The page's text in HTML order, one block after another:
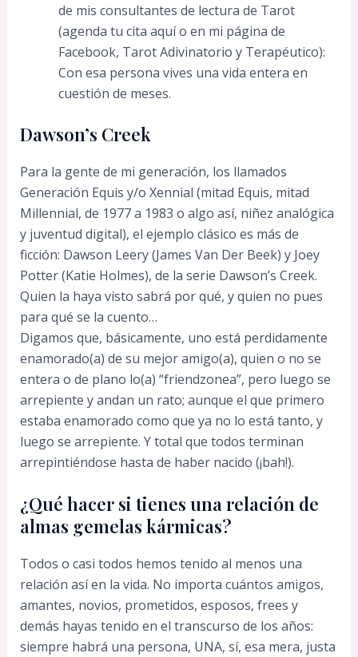
de mis consultantes de lectura de Tarot
(agenda tu cita aquí o en mi página de
Facebook, Tarot Adivinatorio y Terapéutico):
Con esa persona vives una vida entera en
cuestión de meses.
Dawson’s Creek
Para la gente de mi generación, los llamados
Generación Equis y/o Xennial (mitad Equis, mitad
Millennial, de 1977 a 1983 o algo así, niñez analógica
y juventud digital), el ejemplo clásico es más de
ficción: Dawson Leery (James Van Der Beek) y Joey
Potter (Katie Holmes), de la serie Dawson’s Creek.
Quien la haya visto sabrá por qué, y quien no pues
para qué se la cuento…
Digamos que, básicamente, uno está perdidamente
enamorado(a) de su mejor amigo(a), quien o no se
entera o de plano lo(a) “friendzonea”, pero luego se
arrepiente y andan un rato; aunque el que primero
estaba enamorado como que ya no lo está tanto, y
luego se arrepiente. Y total que todos terminan
arrepintiéndose hasta de haber nacido (¡bah!).
¿Qué hacer si tienes una relación de
almas gemelas kármicas?
Todos o casi todos hemos tenido al menos una
relación así en la vida. No importa cuántos amigos,
amantes, novios, prometidos, esposos, frees y
demás hayas tenido en el transcurso de los años:
siempre habrá una persona, UNA, sí, esa mera, justa